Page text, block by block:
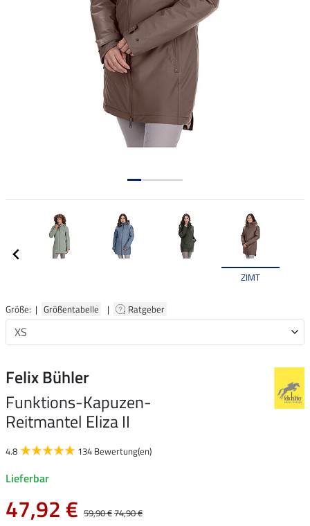
ZIMT
Größe: | Größentabelle | Ratgeber
Felix Bühler
Funktions-Kapuzen-
Reitmantel Eliza II
4.8 134 Bewertung(en)
Lieferbar
47,92 € 59,90 €74,90 €